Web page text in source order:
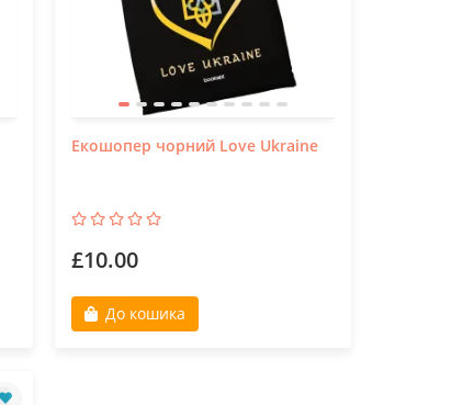
Екошопер чорний Love Ukraine
£10.00
До кошика